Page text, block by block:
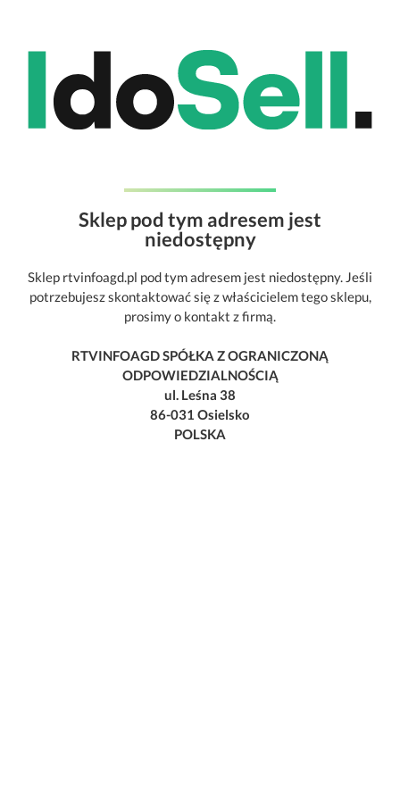
Sklep pod tym adresem jest
niedostępny
Sklep rtvinfoagd.pl pod tym adresem jest niedostępny. Jeśli
potrzebujesz skontaktować się z właścicielem tego sklepu,
prosimy o kontakt z firmą.
RTVINFOAGD SPÓŁKA Z OGRANICZONĄ
ODPOWIEDZIALNOŚCIĄ
ul. Leśna 38
86-031 Osielsko
POLSKA